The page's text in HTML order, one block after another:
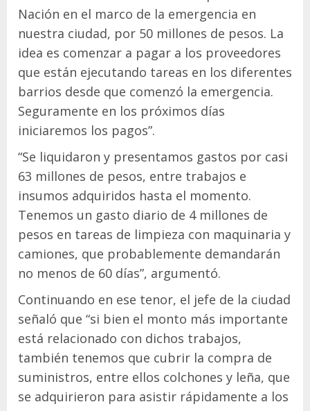
Nación en el marco de la emergencia en
nuestra ciudad, por 50 millones de pesos. La
idea es comenzar a pagar a los proveedores
que están ejecutando tareas en los diferentes
barrios desde que comenzó la emergencia.
Seguramente en los próximos días
iniciaremos los pagos”.
“Se liquidaron y presentamos gastos por casi
63 millones de pesos, entre trabajos e
insumos adquiridos hasta el momento.
Tenemos un gasto diario de 4 millones de
pesos en tareas de limpieza con maquinaria y
camiones, que probablemente demandarán
no menos de 60 días”, argumentó.
Continuando en ese tenor, el jefe de la ciudad
señaló que “si bien el monto más importante
está relacionado con dichos trabajos,
también tenemos que cubrir la compra de
suministros, entre ellos colchones y leña, que
se adquirieron para asistir rápidamente a los